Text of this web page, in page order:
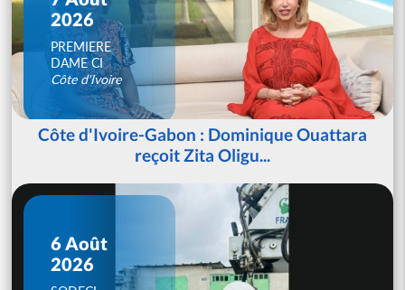
2026
PREMIERE
DAME CI
Côte d'Ivoire
Côte d'Ivoire-Gabon : Dominique Ouattara
reçoit Zita Oligu...
6 Août
2026